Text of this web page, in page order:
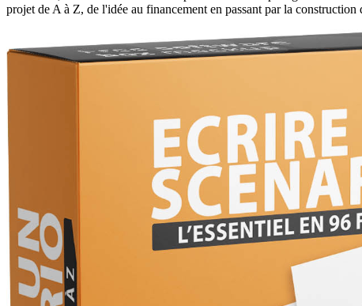
projet de A à Z, de l'idée au financement en passant par la construction